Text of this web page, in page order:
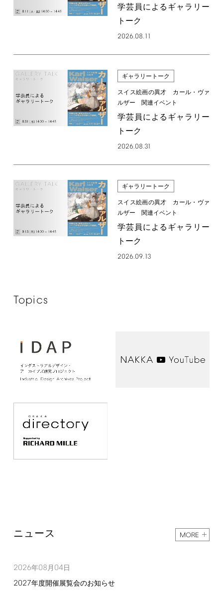
学芸員によるギャラリー
トーク
2026.08.11
ギャラリートーク
スイス絵画の異才 カール・ヴァ
ルザー 関連イベント
学芸員によるギャラリー
トーク
2026.08.31
ギャラリートーク
スイス絵画の異才 カール・ヴァ
ルザー 関連イベント
学芸員によるギャラリー
トーク
2026.09.13
Topics
ニュース MORE
2026年08月 04日
2027年度開催展覧会のお知らせ